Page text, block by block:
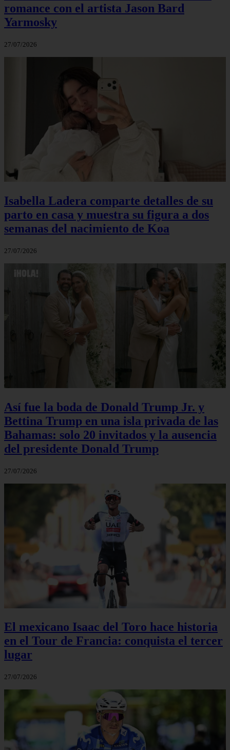
romance con el artista Jason Bard
Yarmosky
27/07/2026
Isabella Ladera comparte detalles de su
parto en casa y muestra su figura a dos
semanas del nacimiento de Koa
27/07/2026
Así fue la boda de Donald Trump Jr. y
Bettina Trump en una isla privada de las
Bahamas: solo 20 invitados y la ausencia
del presidente Donald Trump
27/07/2026
El mexicano Isaac del Toro hace historia
en el Tour de Francia: conquista el tercer
lugar
27/07/2026